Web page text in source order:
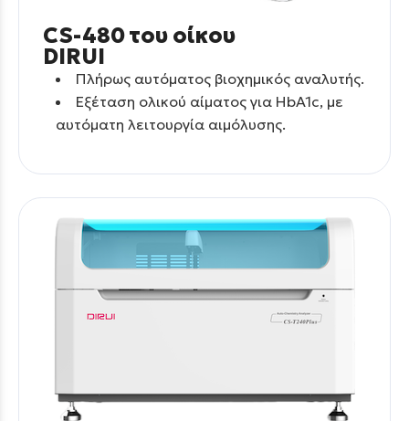
CS-480 του οίκου
DIRUI
Πλήρως αυτόματος βιοχημικός αναλυτής.
Εξέταση ολικού αίματος για HbA1c, με
αυτόματη λειτουργία αιμόλυσης.